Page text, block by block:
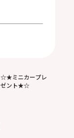
☆★ミニカープレ
ゼント★☆